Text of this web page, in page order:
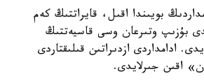
بويىندا اقىل، قايراتتىڭ كەم
بۇزىپ وتىرعان وسى قاسيەتتىڭ
ادامداردى ازدىراتىن قىلىقتاردى
اقىن جىرلايدى.